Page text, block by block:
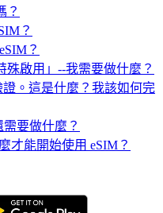
？
？
？
殊啟用」--我需要做什麼？
。這是什麼？我該如何完
要做什麼？
才能開始使用 eSIM？